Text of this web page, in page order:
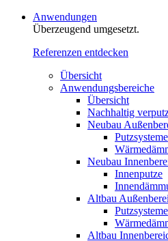
Anwendungen
Überzeugend umgesetzt.
Referenzen entdecken
Übersicht
Anwendungsbereiche
Übersicht
Nachhaltig
Neubau
Putzsysteme
Neubau
Innenputze
Altbau
Putzsysteme
Altbau